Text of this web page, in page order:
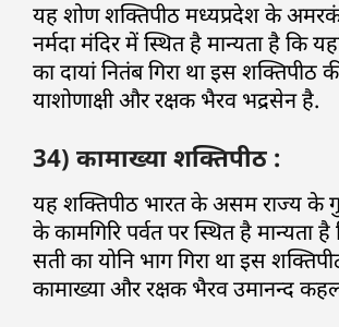
यह शोण शक्तिपीठ मध्यप्रदेश के
नर्मदा मंदिर में स्थित है मान्यता है कि
का दायां नितंब गिरा था इस शक्तिपीठ
याशोणाक्षी और रक्षक भैरव भद्रसेन है.
34) कामाख्या शक्तिपीठ :
यह शक्तिपीठ भारत के असम राज्य के
के कामगिरि पर्वत पर स्थित है मान्यता है
सती का योनि भाग गिरा था इस
कामाख्या और रक्षक भैरव उमानन्द